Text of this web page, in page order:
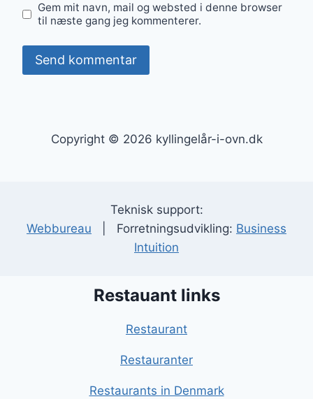
Gem mit navn, mail og websted i denne browser
til næste gang jeg kommenterer.
Copyright © 2026 kyllingelår-i-ovn.dk
Teknisk support:
Webbureau | Forretningsudvikling: Business
Intuition
Restauant links
Restaurant
Restauranter
Restaurants in Denmark